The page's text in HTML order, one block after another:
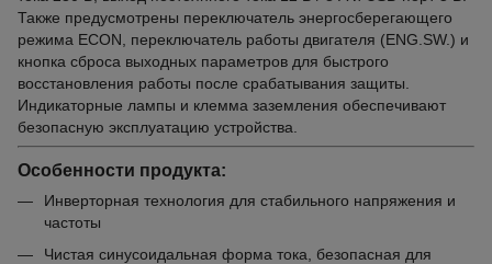
Также предусмотрены переключатель энергосберегающего
режима ECON, переключатель работы двигателя (ENG.SW.) и
кнопка сброса выходных параметров для быстрого
восстановления работы после срабатывания защиты.
Индикаторные лампы и клемма заземления обеспечивают
безопасную эксплуатацию устройства.
Особенности продукта:
Инверторная технология для стабильного напряжения и
частоты
Чистая синусоидальная форма тока, безопасная для